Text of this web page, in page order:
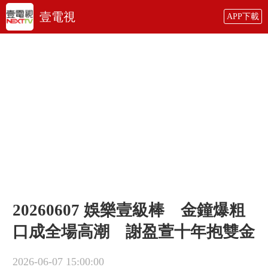
壹電視 APP下載
20260607 娛樂壹級棒 金鐘爆粗
口成全場高潮 謝盈萱十年抱雙金
2026-06-07 15:00:00